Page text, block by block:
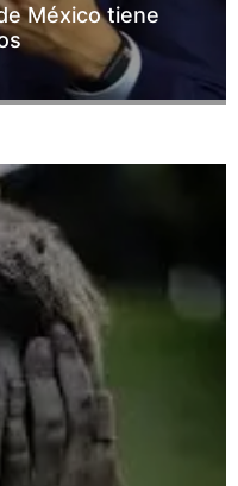
México tiene